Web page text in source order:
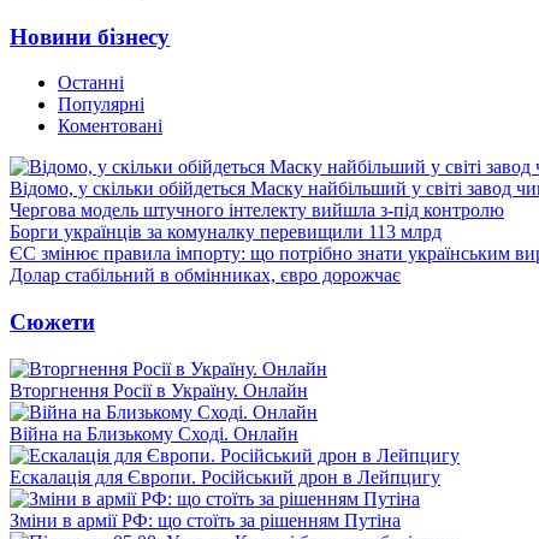
Новини бізнесу
Останні
Популярні
Коментовані
Відомо, у скільки обійдеться Маску найбільший у світі завод
Чергова модель штучного інтелекту вийшла з-під контролю
Борги українців за комуналку перевищили 113 млрд
ЄС змінює правила імпорту: що потрібно знати українським
Долар стабільний в обмінниках, євро дорожчає
Сюжети
Вторгнення Росії в Україну. Онлайн
Війна на Близькому Сході. Онлайн
Ескалація для Європи. Російський дрон в Лейпцигу
Зміни в армії РФ: що стоїть за рішенням Путіна